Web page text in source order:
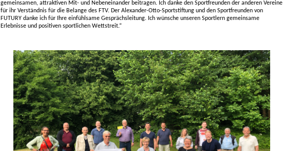
gemeinsamen, attraktiven Mit- und Nebeneinander beitragen. Ich danke den Sportfreunden der anderen Vereine
für ihr Verständnis für die Belange des FTV. Der Alexander-Otto-Sportstiftung und den Sportfreunden von
FUTURY danke ich für Ihre einfühlsame Gesprächsleitung. Ich wünsche unseren Sportlern gemeinsame
Erlebnisse und positiven sportlichen Wettstreit.“